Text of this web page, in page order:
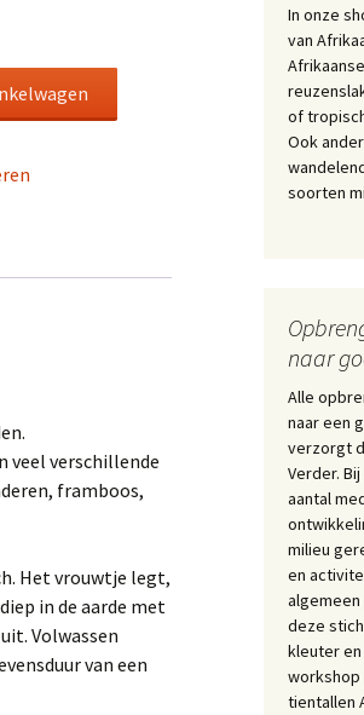
veel verschillende
framboos,
Het vrouwtje legt,
in de aarde met
Volwassen
van een
In onze
van
of
Ook
soorten
naar
Alle
naar een
verzorgt
Verder.
aantal
milieu
en
deze
kleuter
workshop
tientallen